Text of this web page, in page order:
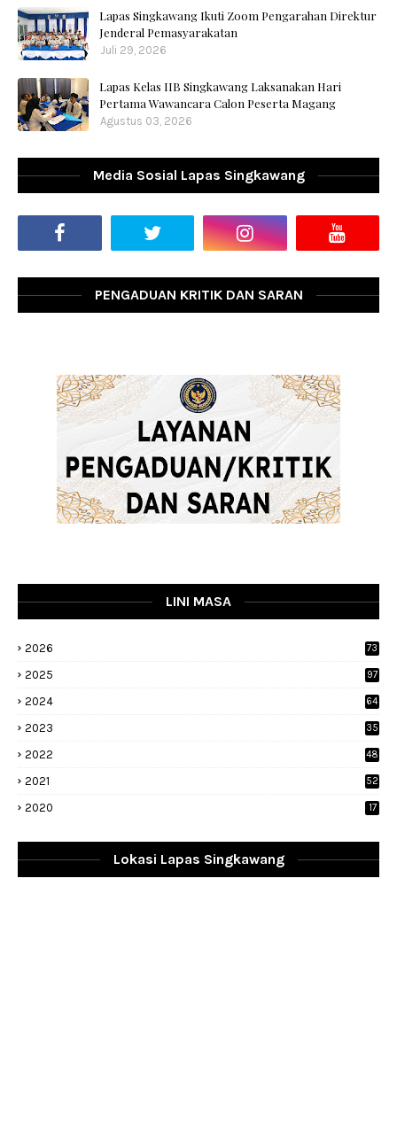
Lapas Singkawang Ikuti Zoom Pengarahan Direktur
Jenderal Pemasyarakatan
Juli 29, 2026
Lapas Kelas IIB Singkawang Laksanakan Hari
Pertama Wawancara Calon Peserta Magang
Agustus 03, 2026
Media Sosial Lapas Singkawang
PENGADUAN KRITIK DAN SARAN
LINI MASA
2026 73
2025 97
2024 64
2023
35
2022
48
2021 52
2020 17
Lokasi Lapas Singkawang